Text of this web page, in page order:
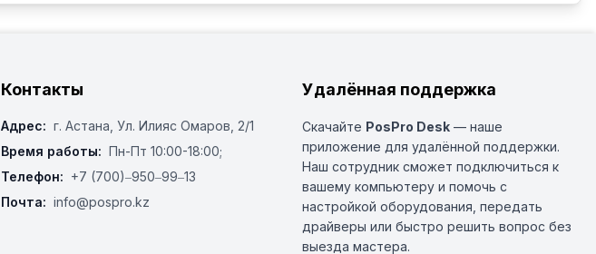
Контакты
Адрес: г. Астана, ​Ул. Илияс Омаров, 2/1
Время работы: Пн-Пт 10:00-18:00;
Телефон: +7 (700)‒950‒99‒13
Почта: info@pospro.kz
Удалённая поддержка
Скачайте PosPro Desk — наше
приложение для удалённой поддержки.
Наш сотрудник сможет подключиться к
вашему компьютеру и помочь с
настройкой оборудования, передать
драйверы или быстро решить вопрос без
выезда мастера.